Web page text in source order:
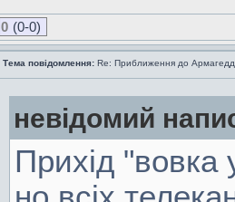
0 (0-0)
Тема повідомлення: Re: Приближення до
невідомий
Прихід "вовка